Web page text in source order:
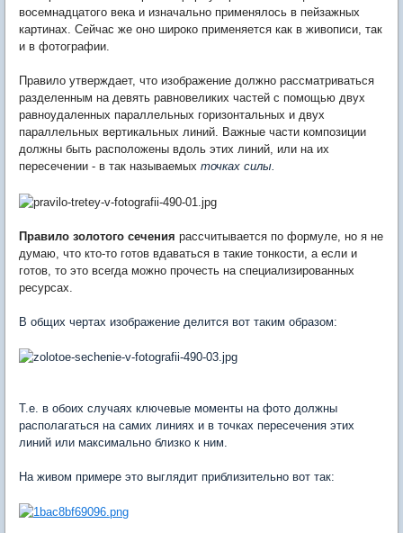
восемнадцатого века и изначально применялось в пейзажных
картинах. Сейчас же оно широко применяется как в живописи, так
и в фотографии.
Правило утверждает, что изображение должно рассматриваться
разделенным на девять равновеликих частей с помощью двух
равноудаленных параллельных горизонтальных и двух
параллельных вертикальных линий. Важные части композиции
должны быть расположены вдоль этих линий, или на их
пересечении - в так называемых точках силы.
Правило золотого сечения рассчитывается по формуле, но я не
думаю, что кто-то готов вдаваться в такие тонкости, а если и
готов, то это всегда можно прочесть на специализированных
ресурсах.
В общих чертах изображение делится вот таким образом:
Т.е. в обоих случаях ключевые моменты на фото должны
располагаться на самих линиях и в точках пересечения этих
линий или максимально близко к ним.
На живом примере это выглядит приблизительно вот так: